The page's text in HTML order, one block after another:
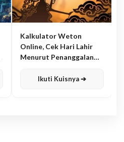
Kalkulator Weton
Online, Cek Hari Lahir
Menurut Penanggalan
Ikuti Kuisnya ➔